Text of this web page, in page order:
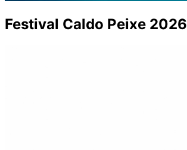
Festival Caldo Peixe 2026